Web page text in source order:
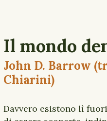
Il mondo
John D. Barrow
Chiarini)
Davvero esistono lì